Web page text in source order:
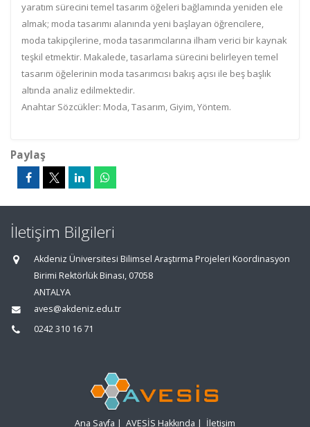
yaratım sürecini temel tasarım öğeleri bağlamında yeniden ele
almak; moda tasarımı alanında yeni başlayan öğrencilere,
moda takipçilerine, moda tasarımcılarına ilham verici bir kaynak
teşkil etmektir. Makalede, tasarlama sürecini belirleyen temel
tasarım öğelerinin moda tasarımcısı bakış açısı ile beş başlık
altında analiz edilmektedir.
Anahtar Sözcükler: Moda, Tasarım, Giyim, Yöntem.
Paylaş
İletişim Bilgileri
Akdeniz Üniversitesi Bilimsel Araştırma Projeleri Koordinasyon
Birimi Rektörlük Binası, 07058
ANTALYA
aves@akdeniz.edu.tr
0242 310 16 71
Ana Sayfa | AVESİS Hakkında | İletişim